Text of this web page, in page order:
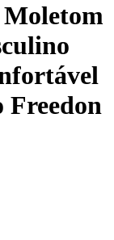
Moletom
Freedon